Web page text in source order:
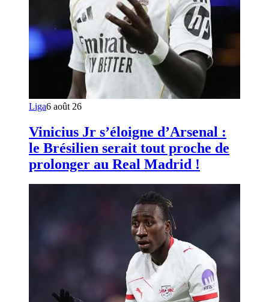
Liga6 août 26
Vinicius Jr s’éloigne d’Arsenal :
le Brésilien serait tout proche de
prolonger au Real Madrid !